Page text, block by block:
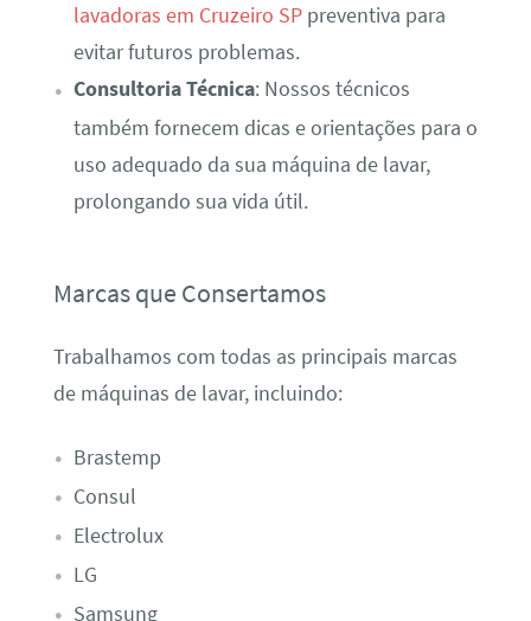
lavadoras em Cruzeiro SPpreventiva para
evitar futuros problemas.
Consultoria Técnica: Nossos técnicos
também fornecem dicas e orientações para o
uso adequado da sua máquina de lavar,
prolongando sua vida útil.
Marcas que Consertamos
Trabalhamos com todas as principais marcas
de máquinas de lavar, incluindo:
Brastemp
Consul
Electrolux
LG
Samsung